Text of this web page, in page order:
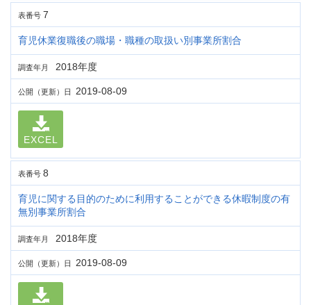
表番号 7
育児休業復職後の職場・職種の取扱い別事業所割合
調査年月 2018年度
公開（更新）日 2019-08-09
EXCEL
表番号 8
育児に関する目的のために利用することができる休暇制度の有
無別事業所割合
調査年月 2018年度
公開（更新）日 2019-08-09